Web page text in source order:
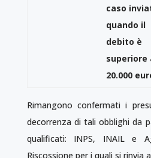
caso
quando il
debito è
superiore
20.000
Rimangono confermati i
decorrenza di tali obblighi da
qualificati: INPS, INAIL e
Riscossione per i quali si rinvia